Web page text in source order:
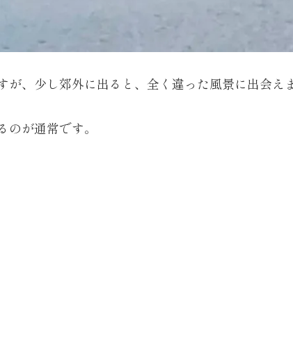
が、少し郊外に出ると、全く違った風景に出会え
が通常です。